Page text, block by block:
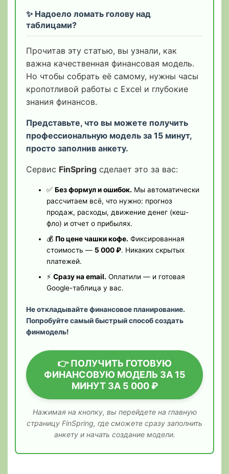
✨ Надоело ломать голову над
таблицами?
Прочитав эту статью, вы узнали, как
важна качественная финансовая модель.
Но чтобы собрать её самому, нужны часы
кропотливой работы с Excel и глубокие
знания финансов.
Представьте, что вы можете получить
профессиональную модель за 15 минут,
просто заполнив анкету.
Сервис FinSpring сделает это за вас:
✅Без формул и ошибок. Мы автоматически
рассчитаем всё, что нужно: прогноз
продаж, расходы, движение денег (кеш-
фло) и отчет о прибылях.
💰 По цене чашки кофе. Фиксированная
стоимость — 5 000 ₽. Никаких скрытых
платежей.
⚡Сразу на email. Оплатили — и готовая
Google-таблица у вас.
Не откладывайте финансовое планирование.
Попробуйте самый быстрый способ создать
финмодель!
👉 ПОЛУЧИТЬ ГОТОВУЮ
ФИНАНСОВУЮ МОДЕЛЬ ЗА 15
МИНУТ ЗА 5 000 ₽
Нажимая на кнопку, вы перейдете на главную
страницу FinSpring, где сможете сразу заполнить
анкету и начать создание модели.